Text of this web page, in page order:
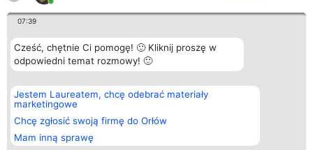
07:39
Cześć, chętnie Ci pomogę! 🙂 Kliknij proszę w
odpowiedni temat rozmowy! 🙂
Jestem Laureatem, chcę odebrać materiały
marketingowe
Chcę zgłosić swoją firmę do Orłów
Mam inną sprawę
Organizator plebiscytu
Bright Side Solutions sp. z o.
o. sp. k.
ul. Ruska 22
Wrocław 50-079
KRS 0000749100 | Regon
381313360 | NIP 8943132676
Plebiscyt
Laureaci
wszystkich
Laureatów
Regulamin
Kontakt
Kontakt